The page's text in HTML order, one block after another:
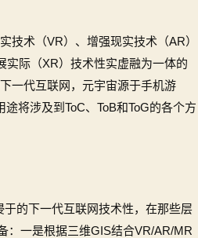
技术（VR）、增强现实技术（AR）
实际（XR）技术性实虚融为一体的
一代互联网，元宇宙源于手机游
将涉及到ToC、ToB和ToG的各个方
的下一代互联网技术性，在那些层
：一是根据三维GIS结合VR/AR/MR